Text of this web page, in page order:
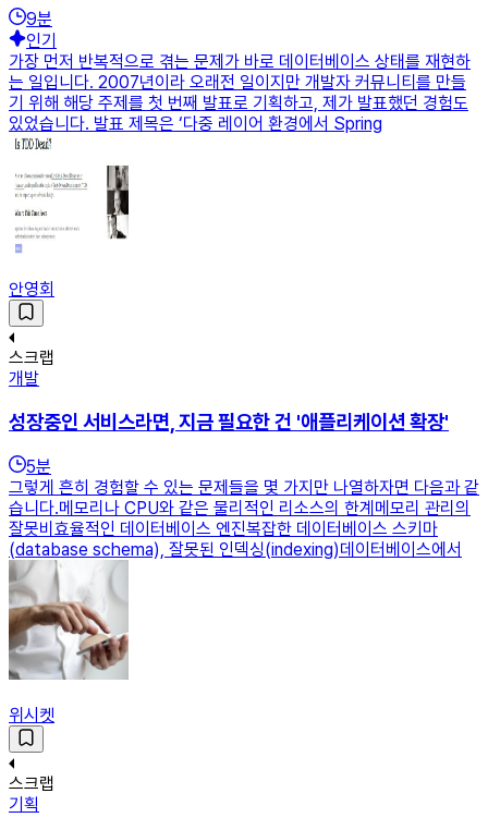
9분
인기
가장 먼저 반복적으로 겪는 문제가 바로 데이터베이스 상태를 재현하
는 일입니다. 2007년이라 오래전 일이지만 개발자 커뮤니티를 만들
기 위해 해당 주제를 첫 번째 발표로 기획하고, 제가 발표했던 경험도
있었습니다. 발표 제목은 ‘다중 레이어 환경에서 Spring
안영회
스크랩
개발
성장중인 서비스라면, 지금 필요한 건 '애플리케이션 확장'
5분
그렇게 흔히 경험할 수 있는 문제들을 몇 가지만 나열하자면 다음과 같
습니다.메모리나 CPU와 같은 물리적인 리소스의 한계메모리 관리의
잘못비효율적인 데이터베이스 엔진복잡한 데이터베이스 스키마
(database schema), 잘못된 인덱싱(indexing)데이터베이스에서
위시켓
스크랩
기획